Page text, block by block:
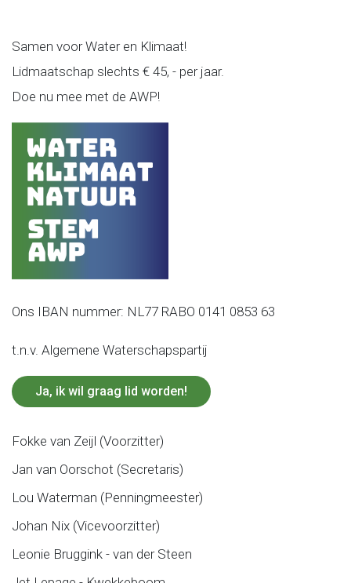
Samen voor Water en Klimaat!
Lidmaatschap slechts € 45, - per jaar.
Doe nu mee met de AWP!
Ons IBAN nummer: NL77 RABO 0141 0853 63
t.n.v. Algemene Waterschapspartij
Ja, ik wil graag lid worden!
Fokke van Zeijl (Voorzitter)
Jan van Oorschot (Secretaris)
Lou Waterman (Penningmeester)
Johan Nix (Vicevoorzitter)
Leonie Bruggink - van der Steen